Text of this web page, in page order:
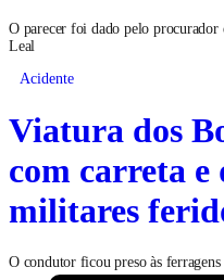
O parecer foi dado pelo
Leal
Acidente
Viatura dos
com carreta e
militares
O condutor ficou preso às ferragens